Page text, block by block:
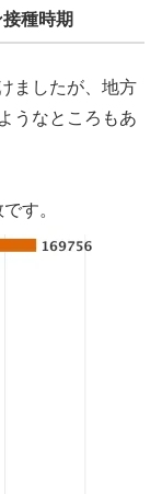
種時期
ましたが、地方
うなところもあ
す。